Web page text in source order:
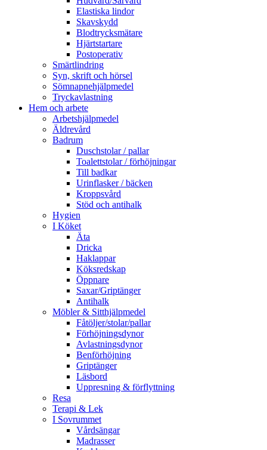
Elastiska lindor
Skavskydd
Blodtrycksmätare
Hjärtstartare
Postoperativ
Smärtlindring
Syn, skrift och hörsel
Sömnapnehjälpmedel
Tryckavlastning
Hem och arbete
Arbetshjälpmedel
Äldrevård
Badrum
Duschstolar / pallar
Toalettstolar / förhöjningar
Till badkar
Urinflasker / bäcken
Kroppsvård
Stöd och antihalk
Hygien
I Köket
Äta
Dricka
Haklappar
Köksredskap
Öppnare
Saxar/Griptänger
Antihalk
Möbler & Sitthjälpmedel
Fåtöljer/stolar/pallar
Förhöjningsdynor
Avlastningsdynor
Benförhöjning
Griptänger
Läsbord
Uppresning & förflyttning
Resa
Terapi & Lek
I Sovrummet
Vårdsängar
Madrasser